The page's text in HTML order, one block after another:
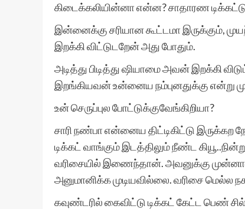
கிடைக்கலியின்னா என்ன? சாதாரண
இன்னைக்கு சரியான கூட்டமா இருக்கும்,
இறக்கி விட்டுடறேன் அது போதும்.
அடித்து பிடித்து ஷியாமை அவன் இறக்கி
இறங்கியவன் உன்னைய நம்புனதுக்கு
உன் செருப்புல போட்டுக்குவேங்கிறியா?
சாரி நண்பா என்னைய திட்டிகிட்டு இருக்கற
டிக்கட் வாங்கும் இடத்திலும் நீண்ட
வரிசையில் இணைந்தான். அவனுக்கு
அனுமானிக்க முடியவில்லை. வரிசை மெல்ல
கவுண்டரில் கைவிட்டு டிக்கட் கேட்ட பெண்